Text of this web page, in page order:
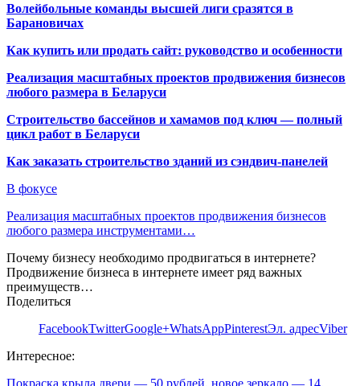
Волейбольные команды высшей лиги сразятся в
Барановичах
Как купить или продать сайт: руководство и особенности
Реализация масштабных проектов продвижения бизнесов
любого размера в Беларуси
Строительство бассейнов и хамамов под ключ — полный
цикл работ в Беларуси
Как заказать строительство зданий из сэндвич-панелей
В фокусе
Реализация масштабных проектов продвижения бизнесов
любого размера инструментами…
Почему бизнесу необходимо продвигаться в интернете?
Продвижение бизнеса в интернете имеет ряд важных
преимуществ…
Поделиться
FacebookTwitterGoogle+WhatsAppPinterestЭл. адресViber
Интересное:
Покраска крыла двери — 50 рублей, новое зеркало — 14.